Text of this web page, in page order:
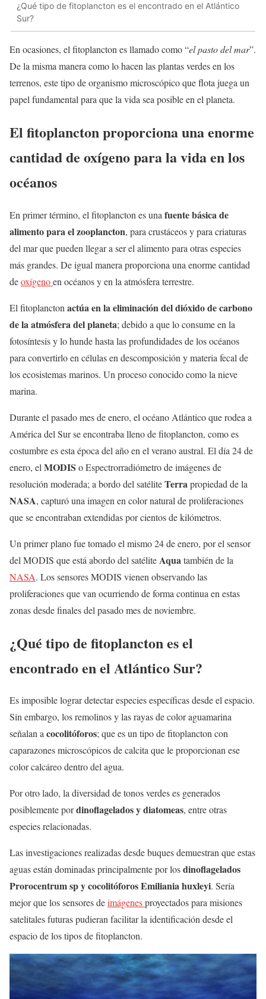
¿Qué tipo de fitoplancton es el encontrado en el Atlántico
Sur?
En ocasiones, el fitoplancton es llamado como “el pasto del mar”.
De la misma manera como lo hacen las plantas verdes en los
terrenos, este tipo de organismo microscópico que flota juega un
papel fundamental para que la vida sea posible en el planeta.
El fitoplancton proporciona una enorme
cantidad de oxígeno para la vida en los
océanos
En primer término, el fitoplancton es una fuente básica de
alimento para el zooplancton, para crustáceos y para criaturas
del mar que pueden llegar a ser el alimento para otras especies
más grandes. De igual manera proporciona una enorme cantidad
deoxígenoen océanos y en la atmósfera terrestre.
El fitoplancton actúaen la eliminación del dióxido de carbono
de la atmósfera del planeta; debido a que lo consume en la
fotosíntesis y lo hunde hasta las profundidades de los océanos
para convertirlo en células en descomposición y materia fecal de
los ecosistemas marinos. Un proceso conocido como la nieve
marina.
Durante el pasado mes de enero, el océano Atlántico que rodea a
América del Sur se encontraba lleno de fitoplancton, como es
costumbre es esta época del año en el verano austral. El día 24 de
enero, el MODIS o Espectrorradiómetro de imágenes de
resolución moderada; a bordo del satéliteTerrapropiedad de la
NASA, capturó una imagen en color natural de proliferaciones
que se encontraban extendidas por cientos de kilómetros.
Un primer plano fue tomado el mismo 24 de enero, por el sensor
del MODIS que está abordo del satéliteAquatambién de la
NASA. Los sensores MODIS vienen observando las
proliferaciones que van ocurriendo de forma continua en estas
zonas desde finales del pasado mes de noviembre.
¿Qué tipo de fitoplancton es el
encontrado en el Atlántico Sur?
Es imposible lograr detectar especies específicas desde el espacio.
Sin embargo, los remolinos y las rayas de color aguamarina
señalan acocolitóforos; que es un tipo de fitoplancton con
caparazones microscópicos de calcita que le proporcionan ese
color calcáreo dentro del agua.
Por otro lado, la diversidad de tonos verdes es generados
posiblemente pordinoflagelados y diatomeas, entre otras
especies relacionadas.
Las investigaciones realizadas desde buques demuestran que estas
aguas están dominadas principalmente por losdinoflagelados
Prorocentrum sp y cocolitóforos Emiliania huxleyi. Sería
mejor que los sensores deimágenesproyectados para misiones
satelitales futuras pudieran facilitar la identificación desde el
espacio de los tipos de fitoplancton.